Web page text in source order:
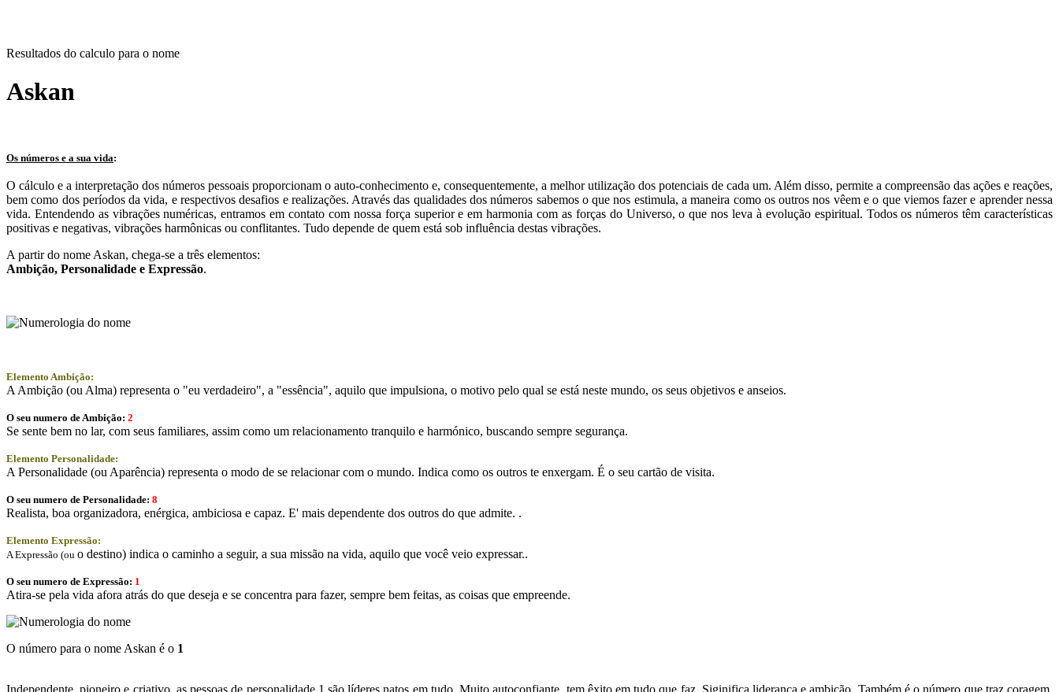
Resultados do calculo para o nome
Askan
Os números e a sua vida:
O cálculo e a interpretação dos números pessoais proporcionam o auto-conhecimento e, consequentemente, a melhor utilização dos potenciais de cada um. Além disso, permite a compreensão das ações e reações,
bem como dos períodos da vida, e respectivos desafios e realizações. Através das qualidades dos números sabemos o que nos estimula, a maneira como os outros nos vêem e o que viemos fazer e aprender nessa
vida. Entendendo as vibrações numéricas, entramos em contato com nossa força superior e em harmonia com as forças do Universo, o que nos leva à evolução espiritual. Todos os números têm características
positivas e negativas, vibrações harmônicas ou conflitantes. Tudo depende de quem está sob influência destas vibrações.
A partir do nome Askan, chega-se a três elementos:
Ambição, Personalidade e Expressão.
Elemento Ambição:
A Ambição (ou Alma) representa o "eu verdadeiro", a "essência", aquilo que impulsiona, o motivo pelo qual se está neste mundo, os seus objetivos e anseios.
O seu numero de Ambição: 2
Se sente bem no lar, com seus familiares, assim como um relacionamento tranquilo e harmónico, buscando sempre segurança.
Elemento Personalidade:
A Personalidade (ou Aparência) representa o modo de se relacionar com o mundo. Indica como os outros te enxergam. É o seu cartão de visita.
O seu numero de Personalidade: 8
Realista, boa organizadora, enérgica, ambiciosa e capaz. E' mais dependente dos outros do que admite. .
Elemento Expressão:
A Expressão (ou o destino) indica o caminho a seguir, a sua missão na vida, aquilo que você veio expressar..
O seu numero de Expressão: 1
Atira-se pela vida afora atrás do que deseja e se concentra para fazer, sempre bem feitas, as coisas que empreende.
O número para o nome Askan é o 1
Independente, pioneiro e criativo, as pessoas de personalidade 1 são líderes natos em tudo. Muito autoconfiante, tem êxito em tudo que faz. Siginifica liderança e ambição. Também é o número que traz coragem,